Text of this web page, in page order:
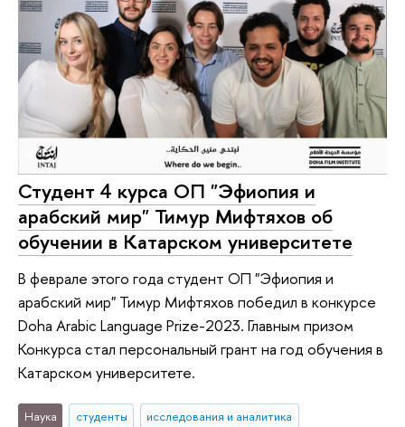
Студент 4 курса ОП "Эфиопия и
арабский мир" Тимур Мифтяхов об
обучении в Катарском университете
В феврале этого года студент ОП "Эфиопия и
арабский мир" Тимур Мифтяхов победил в конкурсе
Doha Arabic Language Prize-2023. Главным призом
Конкурса стал персональный грант на год обучения в
Катарском университете.
Наука студенты
исследования и аналитика